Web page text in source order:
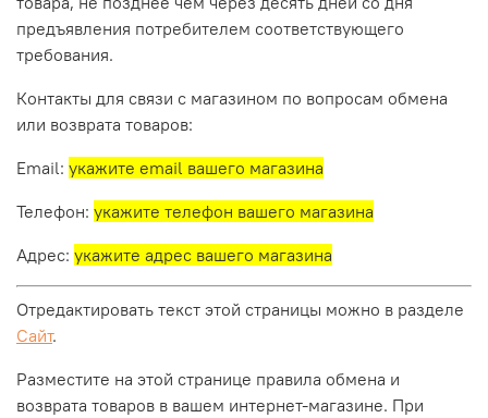
предъявления потребителем соответствующего
требования.
Контакты для связи с магазином по вопросам обмена
или возврата товаров:
Email: укажите email вашего магазина
Телефон: укажите телефон вашего магазина
Адрес: укажите адрес вашего магазина
Отредактировать текст этой страницы можно в разделе
Сайт.
Разместите на этой странице правила обмена и
возврата товаров в вашем интернет-магазине. При